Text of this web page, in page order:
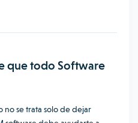
que todo Software
no se trata solo de dejar